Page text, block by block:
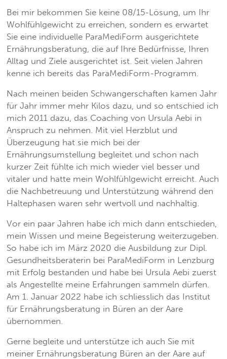
Bei mir bekommen Sie keine 08/15-Lösung, um Ihr
Wohlfühlgewicht zu erreichen, sondern es erwartet
Sie eine individuelle ParaMediForm ausgerichtete
Ernährungsberatung, die auf Ihre Bedürfnisse, Ihren
Alltag und Ziele ausgerichtet ist. Seit vielen Jahren
kenne ich bereits das ParaMediForm-Programm.
Nach meinen beiden Schwangerschaften kamen Jahr
für Jahr immer mehr Kilos dazu, und so entschied ich
mich 2011 dazu, das Coaching von Ursula Aebi in
Anspruch zu nehmen. Mit viel Herzblut und
Überzeugung hat sie mich bei der
Ernährungsumstellung begleitet und schon nach
kurzer Zeit fühlte ich mich wieder viel besser und
vitaler und hatte mein Wohlfühlgewicht erreicht. Auch
die Nachbetreuung und Unterstützung während den
Haltephasen waren sehr wertvoll und nachhaltig.
Vor ein paar Jahren habe ich mich dann entschieden,
mein Wissen und meine Begeisterung weiterzugeben.
So habe ich im März 2020 die Ausbildung zur Dipl.
Gesundheitsberaterin bei ParaMediForm in Lenzburg
mit Erfolg bestanden und habe bei Ursula Aebi zuerst
als Angestellte meine Erfahrungen sammeln dürfen.
Am 1. Januar 2022 habe ich schliesslich das Institut
für Ernährungsberatung in Büren an der Aare
übernommen.
Gerne begleite und unterstütze ich auch Sie mit
meiner Ernährungsberatung Büren an der Aare auf